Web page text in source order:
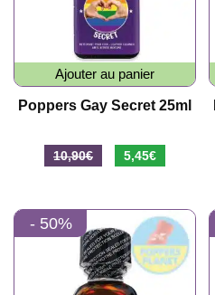
Ajouter au panier
Poppers Gay Secret 25ml
10,90€
Le
était :
10,90€.
5,45€
est :
5,45€.
- 50%